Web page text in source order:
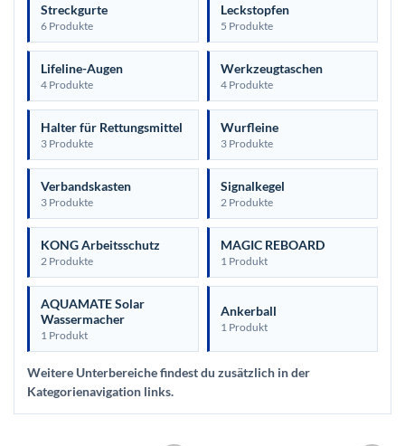
Streckgurte
6 Produkte
Leckstopfen
5 Produkte
Lifeline-Augen
4 Produkte
Werkzeugtaschen
4 Produkte
Halter für Rettungsmittel
3 Produkte
Wurfleine
3 Produkte
Verbandskasten
3 Produkte
Signalkegel
2 Produkte
KONG Arbeitsschutz
2 Produkte
MAGIC REBOARD
1 Produkt
AQUAMATE Solar
Wassermacher
1 Produkt
Ankerball
1 Produkt
Weitere Unterbereiche findest du zusätzlich in der
Kategorienavigation links.